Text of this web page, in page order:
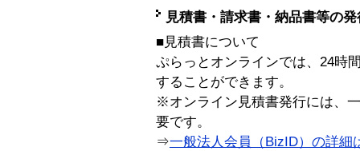
見積書・請求書・納品書等の
■見積書について
ぷらっとオンラインでは、24時
することができます。
※オンライン見積書発行には、
要です。
⇒一般法人会員（BizID）の詳細